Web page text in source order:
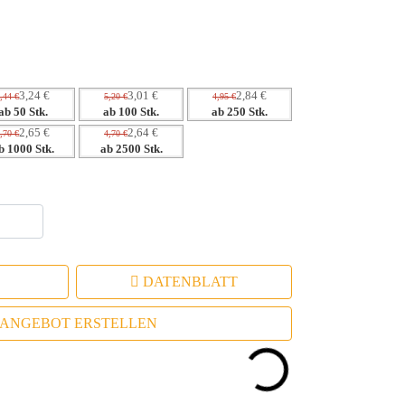
Einsatz im Alltag.
Unternehmenswerte widerspiegelt.
€3,24 €
50 Stk.
5,20 €3,01 €
ab 100 Stk.
4,95 €2,84 €
ab 250 Stk.
€2,65 €
1000 Stk.
4,70 €2,64 €
ab 2500 Stk.
DATENBLATT
ANGEBOT ERSTELLEN